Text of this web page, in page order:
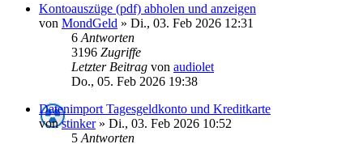
Kontoauszüge (pdf) abholen und anzeigen
von MondGeld » Di., 03. Feb 2026 12:31
6 Antworten
3196 Zugriffe
Letzter Beitrag von audiolet
Do., 05. Feb 2026 19:38
Datenimport Tagesgeldkonto und Kreditkarte
vonstinker» Di., 03. Feb 2026 10:52
5 Antworten